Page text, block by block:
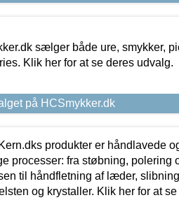
sælger både ure, smykker,
Klik her for at se deres udvalg.
på HCSmykker.dk
produkter er håndlavede
processer: fra støbning, polering
til håndfletning af læder,
og krystaller. Klik her for at